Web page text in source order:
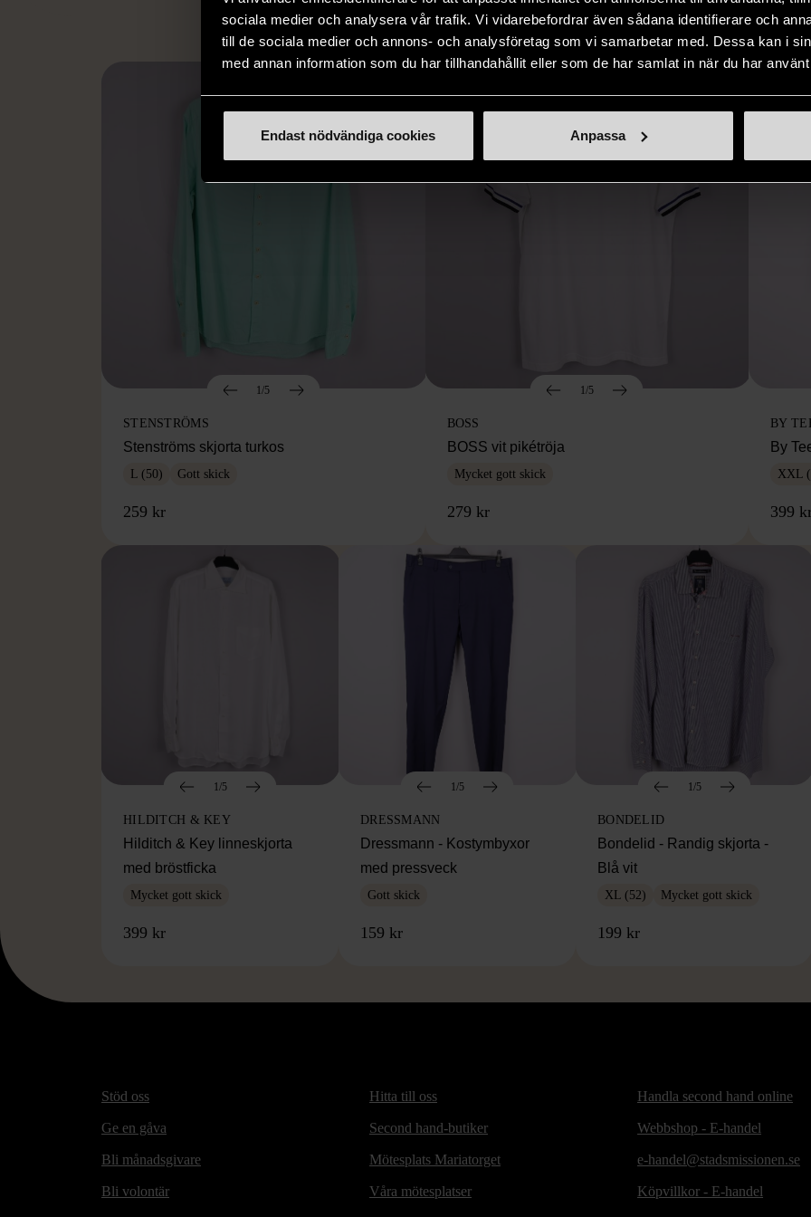
sociala medier och analysera vår trafik. Vi vidarebefordrar även sådana identifierare och
till de sociala medier och annons- och analysföretag som vi samarbetar med. Dessa kan i
med annan information som du har tillhandahållit eller som de har samlat in när du har
Endast nödvändiga cookies Anpassa
Hitta produkter som påminner om denna
1/5
STENSTRÖMS
Stenströms skjorta turkos
L (50) Gott skick
259 kr
1/5
BOSS
BOSS vit pikétröja
Mycket gott skick
279 kr
BY
By
XXL
399
1/5
HILDITCH & KEY
Hilditch & Key linneskjorta
med bröstficka
Mycket gott skick
399 kr
1/5
DRESSMANN
Dressmann - Kostymbyxor
med pressveck
Gott skick
159 kr
1/5
BONDELID
Bondelid - Randig skjorta -
Blå vit
XL (52) Mycket gott skick
199 kr
Stöd oss
Ge en gåva
Bli månadsgivare
Bli volontär
Hitta till oss
Second hand-butiker
Mötesplats Mariatorget
Våra mötesplatser
Handla second hand online
Webbshop - E-handel
e-handel@stadsmissionen.se
Köpvillkor - E-handel